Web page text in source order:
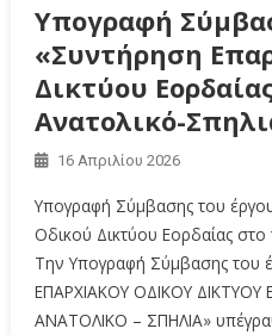
Υπογραφή
«Συντήρηση
Δικτύου
Ανατολικό-
16 Απριλίου 2026
Υπογραφή Σύμβασης του
Οδικού Δικτύου Εορδαίας
Την Υπογραφή Σύμβασης του
ΕΠΑΡΧΙΑΚΟΥ ΟΔΙΚΟΥ
ΑΝΑΤΟΛΙΚΟ – ΣΠΗΛΙΑ»